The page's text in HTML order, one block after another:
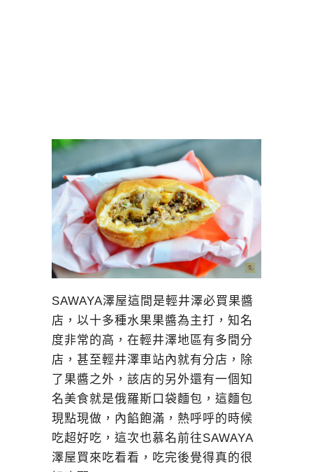
SAWAYA澤屋這間是輕井澤必買果醬
店，以十多種水果果醬為主打，知名
度非常的高，在輕井澤地區有多間分
店，甚至輕井澤車站內就有分店，除
了果醬之外，該店的另外還有一個知
名美食就是俄羅斯口袋麵包，這麵包
現點現做，內餡飽滿，熱呼呼的時候
吃超好吃，這次也慕名前往SAWAYA
澤屋買來吃看看，吃完後覺得真的很